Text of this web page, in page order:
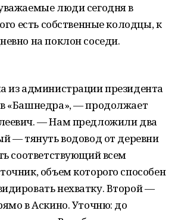
люди сегодня в
есть собственные колодцы, к
на поклон соседи.
из администрации президента
«Башнедра», — продолжает
— Нам предложили два
— тянуть водовод от деревни
соответствующий всем
объем которого способен
нехватку. Второй —
в Аскино. Уточню: до